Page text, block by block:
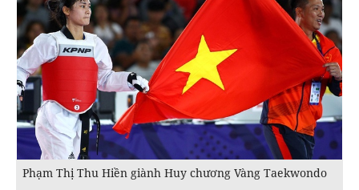
Phạm Thị Thu Hiền giành Huy chương Vàng Taekwondo